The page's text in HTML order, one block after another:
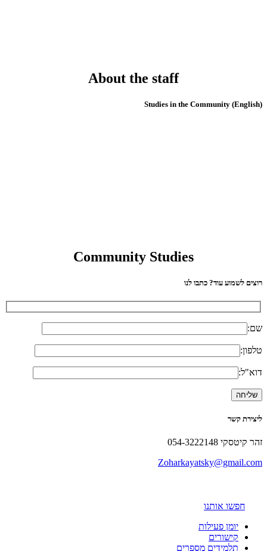
About the staff
(English) Studies in the Community
Community Studies
רוצים לשמוע עוד? כתבו לנו
שם:
טלפון:
דוא"ל:
ליצירת קשר
זהר קיטסקי 054-3222148
Zoharkayatsky@gmail.com
חפשו אותנו
יומן פעילות
קישורים
תלמידים מספרים